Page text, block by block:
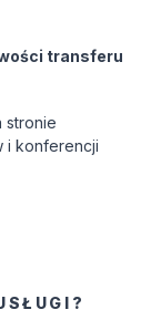
transferu
stronie
i konferencji